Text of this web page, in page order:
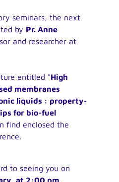
seminars, the next
by Pr. Anne
and researcher at
entitled "High
membranes
liquids : property-
for bio-fuel
find enclosed the
to seeing you on
at 2:00 pm.